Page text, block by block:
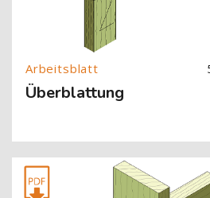
Überblattung
[Cocoon] About (Text with Image)